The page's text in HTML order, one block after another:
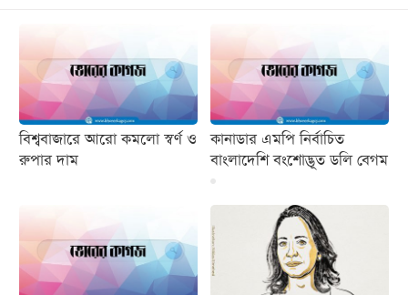
বিশ্ববাজারে আরো কমলো স্বর্ণ ও
রুপার দাম
কানাডার এমপি নির্বাচিত
বাংলাদেশি বংশোদ্ভূত ডলি বেগম